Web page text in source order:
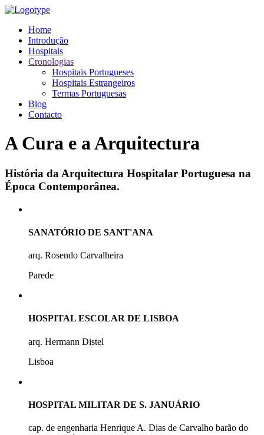
Home
Introdução
Hospitais
Cronologias
Hospitais Portugueses
Hospitais Estrangeiros
Termas Portuguesas
Blog
Contacto
A Cura e a Arquitectura
História da Arquitectura Hospitalar Portuguesa na
Época Contemporânea.
SANATÓRIO DE SANT'ANA
arq. Rosendo Carvalheira
Parede
HOSPITAL ESCOLAR DE LISBOA
arq. Hermann Distel
Lisboa
HOSPITAL MILITAR DE S. JANUÁRIO
cap. de engenharia Henrique A. Dias de Carvalho barão do